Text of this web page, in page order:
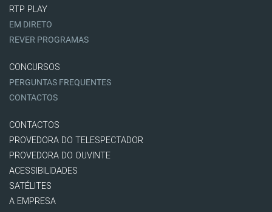
RTP PLAY
EM DIRETO
REVER PROGRAMAS
CONCURSOS
PERGUNTAS FREQUENTES
CONTACTOS
CONTACTOS
PROVEDORA DO TELESPECTADOR
PROVEDORA DO OUVINTE
ACESSIBILIDADES
SATÉLITES
A EMPRESA